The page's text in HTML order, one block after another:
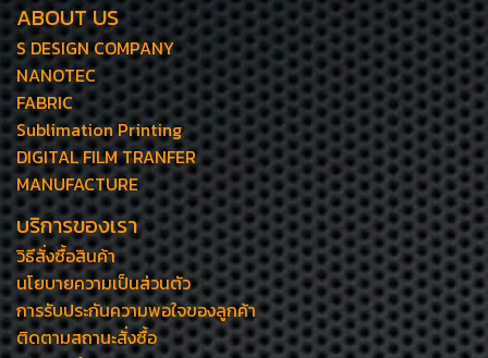
ABOUT US
S DESIGN COMPANY
NANOTEC
FABRIC
Sublimation Printing
DIGITAL FILM TRANFER
MANUFACTURE
บริการของเรา
วิธีสั่งซื้อสินค้า
นโยบายความเป็นส่วนตัว
การรับประกันความพอใจของลูกค้า
ติดตามสถานะสั่งซื้อ